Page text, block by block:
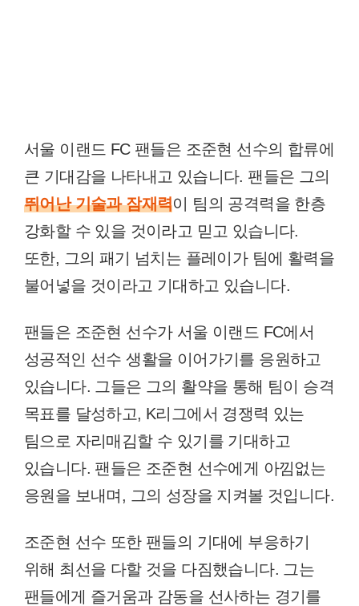
서울 이랜드 FC 팬들은 조준현 선수의 합류에
큰 기대감을 나타내고 있습니다. 팬들은 그의
뛰어난 기술과 잠재력이 팀의 공격력을 한층
강화할 수 있을 것이라고 믿고 있습니다.
또한, 그의 패기 넘치는 플레이가 팀에 활력을
불어넣을 것이라고 기대하고 있습니다.
팬들은 조준현 선수가 서울 이랜드 FC에서
성공적인 선수 생활을 이어가기를 응원하고
있습니다. 그들은 그의 활약을 통해 팀이 승격
목표를 달성하고, K리그에서 경쟁력 있는
팀으로 자리매김할 수 있기를 기대하고
있습니다. 팬들은 조준현 선수에게 아낌없는
응원을 보내며, 그의 성장을 지켜볼 것입니다.
조준현 선수 또한 팬들의 기대에 부응하기
위해 최선을 다할 것을 다짐했습니다. 그는
팬들에게 즐거움과 감동을 선사하는 경기를